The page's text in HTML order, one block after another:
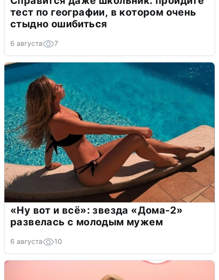
тест по географии, в котором очень
стыдно ошибиться
6 августа 7
«Ну вот и всё»: звезда «Дома-2»
развелась с молодым мужем
6 августа 10